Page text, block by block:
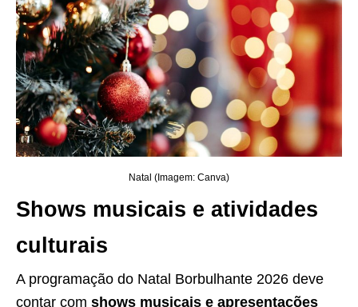
Natal (Imagem: Canva)
Shows musicais e atividades
culturais
A programação do Natal Borbulhante 2026 deve
contar com shows musicais e apresentações